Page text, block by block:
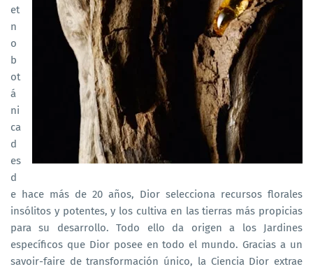
et
n
o
b
ot
á
ni
ca
d
es
d
e hace más de 20 años, Dior selecciona recursos florales
insólitos y potentes, y los cultiva en las tierras más propicias
para su desarrollo. Todo ello da origen a los Jardines
específicos que Dior posee en todo el mundo. Gracias a un
savoir-faire de transformación único, la Ciencia Dior extrae